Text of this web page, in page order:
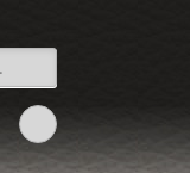
Facebook